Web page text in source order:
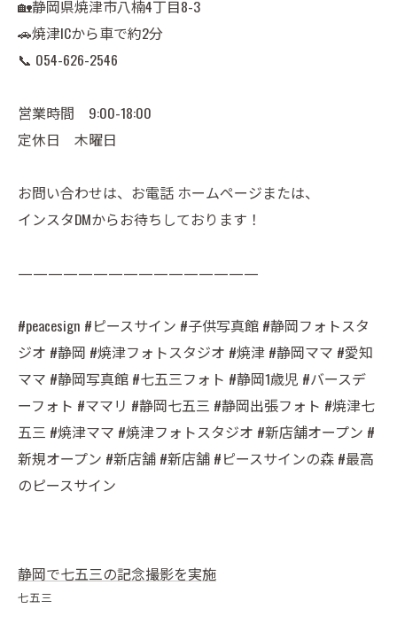
🏡静岡県焼津市八楠4丁目8-3
🚗焼津ICから車で約2分
📞 054-626-2546
営業時間 9:00-18:00
定休日 木曜日
お問い合わせは、お電話 ホームページまたは、
インスタDMからお待ちしております！
————————————————
#peacesign #ピースサイン #子供写真館 #静岡フォトスタ
ジオ #静岡 #焼津フォトスタジオ #焼津 #静岡ママ #愛知
ママ #静岡写真館 #七五三フォト #静岡1歳児 #バースデ
ーフォト #ママリ #静岡七五三 #静岡出張フォト #焼津七
五三 #焼津ママ #焼津フォトスタジオ #新店舗オープン #
新規オープン #新店舗 #新店舗 #ピースサインの森 #最高
のピースサイン
静岡で七五三の記念撮影を実施
七五三